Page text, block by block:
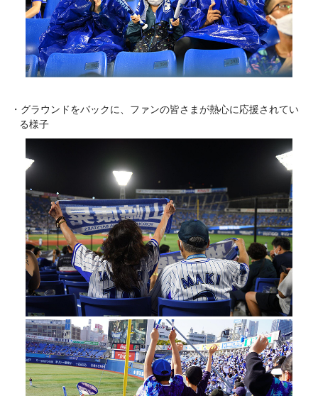
グラウンドをバックに、ファンの皆さまが熱心に応援されてい
る様子